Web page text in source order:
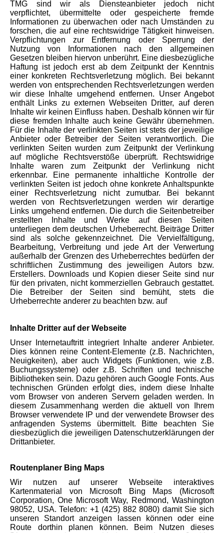
TMG sind wir als Diensteanbieter jedoch nicht
verpflichtet, übermittelte oder gespeicherte fremde
Informationen zu überwachen oder nach Umständen zu
forschen, die auf eine rechtswidrige Tätigkeit hinweisen.
Verpflichtungen zur Entfernung oder Sperrung der
Nutzung von Informationen nach den allgemeinen
Gesetzen bleiben hiervon unberührt. Eine diesbezügliche
Haftung ist jedoch erst ab dem Zeitpunkt der Kenntnis
einer konkreten Rechtsverletzung möglich. Bei bekannt
werden von entsprechenden Rechtsverletzungen werden
wir diese Inhalte umgehend entfernen. Unser Angebot
enthält Links zu externen Webseiten Dritter, auf deren
Inhalte wir keinen Einfluss haben. Deshalb können wir für
diese fremden Inhalte auch keine Gewähr übernehmen.
Für die Inhalte der verlinkten Seiten ist stets der jeweilige
Anbieter oder Betreiber der Seiten verantwortlich. Die
verlinkten Seiten wurden zum Zeitpunkt der Verlinkung
auf mögliche Rechtsverstöße überprüft. Rechtswidrige
Inhalte waren zum Zeitpunkt der Verlinkung nicht
erkennbar. Eine permanente inhaltliche Kontrolle der
verlinkten Seiten ist jedoch ohne konkrete Anhaltspunkte
einer Rechtsverletzung nicht zumutbar. Bei bekannt
werden von Rechtsverletzungen werden wir derartige
Links umgehend entfernen. Die durch die Seitenbetreiber
erstellten Inhalte und Werke auf diesen Seiten
unterliegen dem deutschen Urheberrecht. Beiträge Dritter
sind als solche gekennzeichnet. Die Vervielfältigung,
Bearbeitung, Verbreitung und jede Art der Verwertung
außerhalb der Grenzen des Urheberrechtes bedürfen der
schriftlichen Zustimmung des jeweiligen Autors bzw.
Erstellers. Downloads und Kopien dieser Seite sind nur
für den privaten, nicht kommerziellen Gebrauch gestattet.
Die Betreiber der Seiten sind bemüht, stets die
Urheberrechte anderer zu beachten bzw. auf
Inhalte Dritter auf der Webseite
Unser Internetauftritt integriert Inhalte anderer Anbieter.
Dies können reine Content-Elemente (z.B. Nachrichten,
Neuigkeiten), aber auch Widgets (Funktionen, wie z.B.
Buchungssysteme) oder z.B. Schriften und technische
Bibliotheken sein. Dazu gehören auch Google Fonts. Aus
technischen Gründen erfolgt dies, indem diese Inhalte
vom Browser von anderen Servern geladen werden. In
diesem Zusammenhang werden die aktuell von Ihrem
Browser verwendete IP und der verwendete Browser des
anfragenden Systems übermittelt. Bitte beachten Sie
diesbezüglich die jeweiligen Datenschutzerklärungen der
Drittanbieter.
Routenplaner Bing Maps
Wir nutzen auf unserer Webseite interaktives
Kartenmaterial von Microsoft Bing Maps (Microsoft
Corporation, One Microsoft Way, Redmond, Washington
98052, USA. Telefon: +1 (425) 882 8080) damit Sie sich
unseren Standort anzeigen lassen können oder eine
Route dorthin planen können. Beim Nutzen dieses